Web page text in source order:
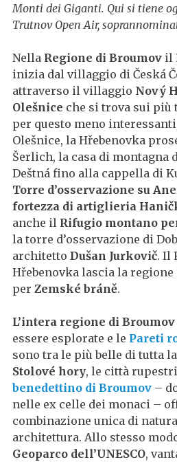
Monti dei Giganti. Qui si tiene
Trutnov Open Air,
Nella Regione di Broumov il
inizia dal villaggio di Česká
attraverso il villaggio Nový
Olešnice che si trova sui
per questo meno
Olešnice, la Hřebenovka
Šerlich, la casa di montagna
Deštná fino alla cappella di
Torre d’osservazione su
fortezza di artiglieria
anche il Rifugio montano
la torre d’osservazione di
architetto Dušan Jurkovič. Il
Hřebenovka lascia la
per Zemské bráně.
L’intera regione di Broumov
essere esplorate e le Pareti
sono tra le più belle di tutta
Stolové hory, le città
benedettino di Broumov –
nelle ex celle dei monaci –
combinazione unica di
architettura. Allo stesso
Geoparco dell’UNESCO,